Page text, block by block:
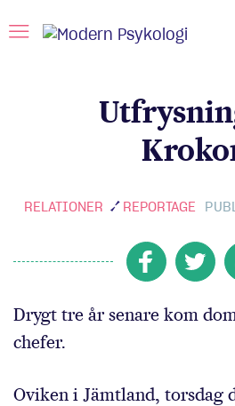
Prenumerera
Det har jag lärt mig
Steg för steg
RELATIONER REPORTAGE
Drygt tre år senare kom
chefer.
Oviken i Jämtland, torsdag